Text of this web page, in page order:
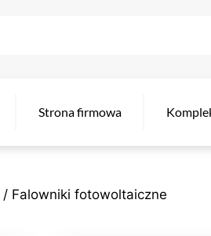
Strona firmowa
/ Falowniki fotowoltaiczne